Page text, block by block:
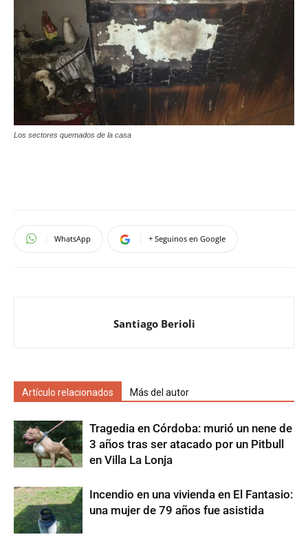
Los sectores quemados de la casa
WhatsApp + Seguinos en Google
Santiago Berioli
Artículo relacionados Más del autor
Tragedia en Córdoba: murió un nene de
3 años tras ser atacado por un Pitbull
en Villa La Lonja
Incendio en una vivienda en El Fantasio:
una mujer de 79 años fue asistida